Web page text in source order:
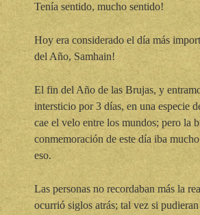
Tenía sentido, mucho sentido!
Hoy era considerado el día más
del Año, Samhain!
El fin del Año de las Brujas, y
intersticio por 3 días, en una especie
cae el velo entre los mundos; pero la
conmemoración de este día iba
eso.
Las personas no recordaban más la
ocurrió siglos atrás; tal vez si